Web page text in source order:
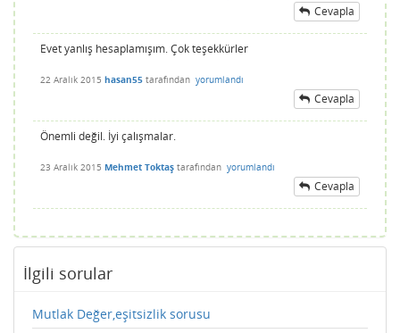
Cevapla
Evet yanlış hesaplamışım. Çok teşekkürler
22 Aralık 2015 hasan55 tarafından yorumlandı
Cevapla
Önemli değil. İyi çalışmalar.
23 Aralık 2015 Mehmet Toktaş tarafından yorumlandı
Cevapla
İlgili sorular
Mutlak Değer,eşitsizlik sorusu